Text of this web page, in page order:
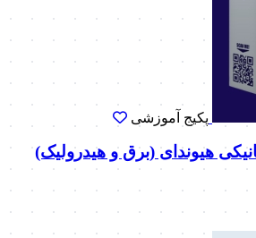
پکیج آموزشی
هیوندای (برق و هیدرولیک)